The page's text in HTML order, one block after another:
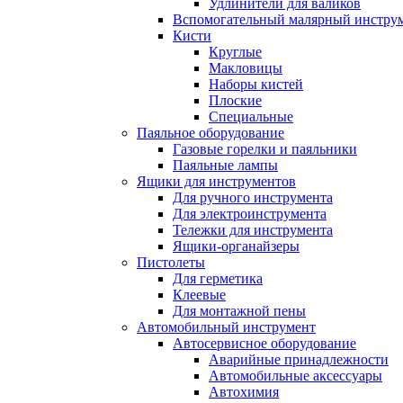
Удлинители для валиков
Вспомогательный малярный
Кисти
Круглые
Макловицы
Наборы кистей
Плоские
Специальные
Паяльное оборудование
Газовые горелки и паяльники
Паяльные лампы
Ящики для инструментов
Для ручного инструмента
Для электроинструмента
Тележки для инструмента
Ящики-органайзеры
Пистолеты
Для герметика
Клеевые
Для монтажной пены
Автомобильный инструмент
Автосервисное оборудование
Аварийные принадлежности
Автомобильные аксессуары
Автохимия